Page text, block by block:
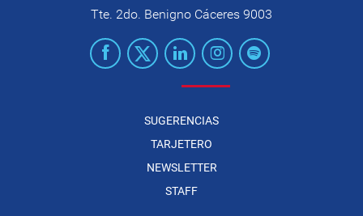
Tte. 2do. Benigno Cáceres 9003
SUGERENCIAS
TARJETERO
NEWSLETTER
STAFF